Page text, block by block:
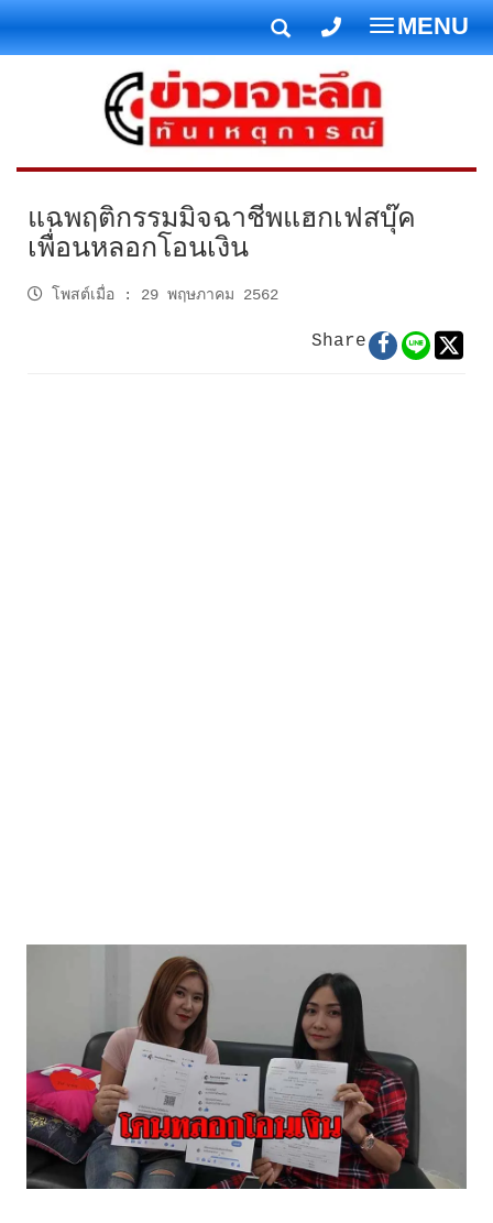
T
o
g
g
l
e
n
a
a
MENU
แฉพฤติกรรมมิจฉาชีพแฮกเฟสบุ๊ค
เพื่อนหลอกโอนเงิน
โพสต์เมื่อ : 29 พฤษภาคม 2562
Share